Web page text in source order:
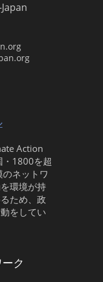
Action
1800を超
ネットワ
環境が持
ため、政
をしてい
ク